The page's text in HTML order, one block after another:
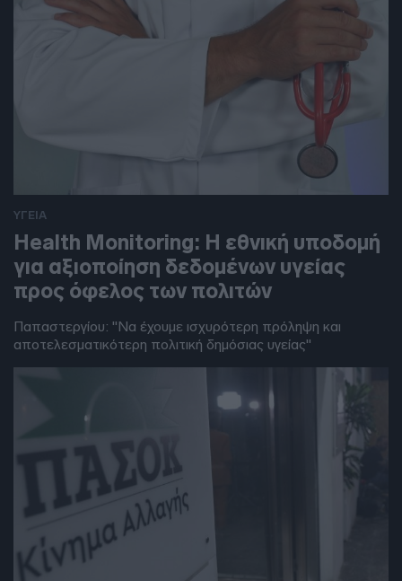
ΥΓΕΙΑ
Health Monitoring: Η εθνική υποδομή
για αξιοποίηση δεδομένων υγείας
προς όφελος των πολιτών
Παπαστεργίου: "Να έχουμε ισχυρότερη πρόληψη και
αποτελεσματικότερη πολιτική δημόσιας υγείας"